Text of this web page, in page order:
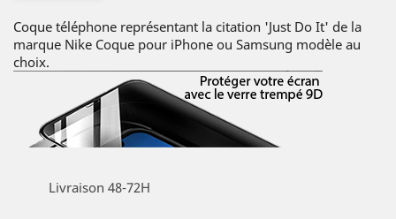
Coque téléphone représentant la citation 'Just Do It' de la
marque Nike Coque pour iPhone ou Samsung modèle au
choix.
Livraison 48-72H